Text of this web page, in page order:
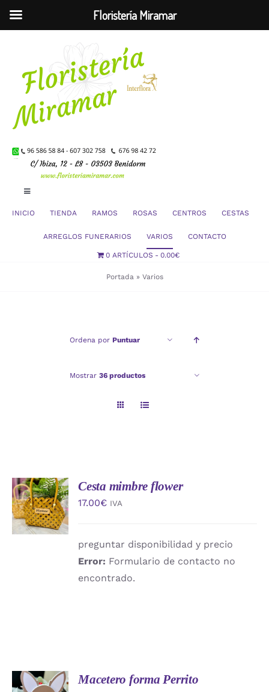
contenido
Toggle
Politica de privacidad
INICIO TIENDA RAMOS ROSAS CENTROS CESTAS
ARREGLOS FUNERARIOS VARIOS CONTACTO
0 ARTÍCULOS 0.00€
Portada » Varios
Ordena por Puntuar
Mostrar 36 productos
AÑADIR
AL
CARRITO
/
DETALLES
Cesta mimbre flower
17.00€ IVA
preguntar disponibilidad y precio
Error: Formulario de contacto no
encontrado.
AÑADIR
AL
Macetero forma Perrito
Floristería Miramar